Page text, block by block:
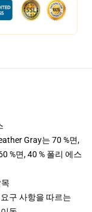
Gray는 70 %면,
%면, 40 % 폴리 에스
구 사항을 따르는